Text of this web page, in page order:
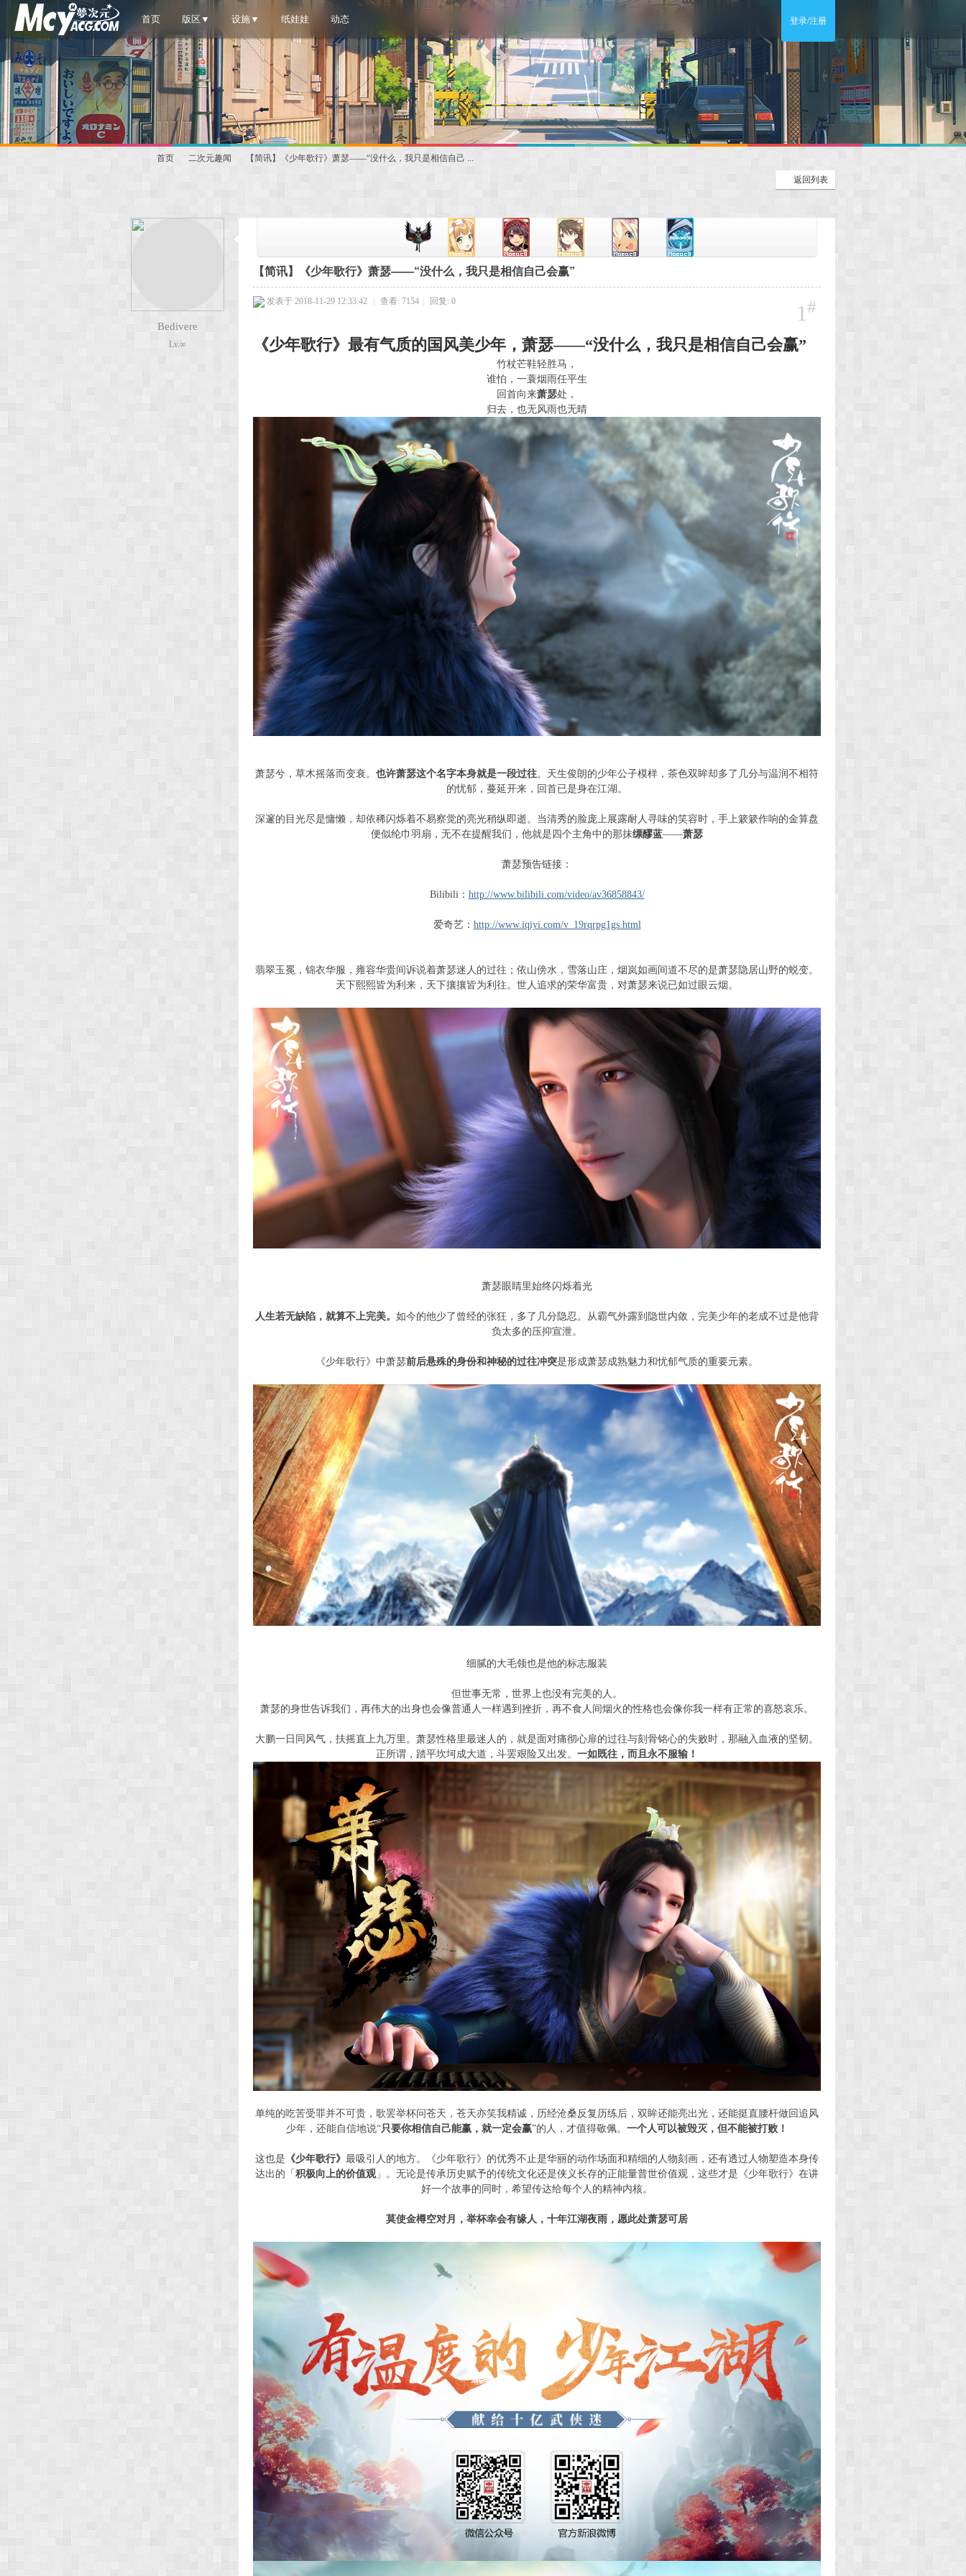
登录/注册
首页 版区▼ 设施▼ 纸娃娃 动态
梦
元
»
首页
›
二次元趣闻 【简讯】《少年歌行》萧瑟——“没什么，我只是相信自己 ...
返回列表
Bedivere
Lv.∞
【简讯】《少年歌行》萧瑟——“没什么，我只是相信自己会赢”
1 #
发表于 2018-11-29 12:33:42 查看: 7154 回复: 0
《少年歌行》最有气质的国风美少年， 萧瑟——“没什么，我只是相信自己会赢”
竹杖芒鞋轻胜马，
谁怕，一蓑烟雨任平生
回首向来萧瑟处，
归去，也无风雨也无晴
萧瑟兮，草木摇落而变衰。 也许萧瑟这个名字本身就是一段过往。天生俊朗的少年公子模样，茶色双眸却多了几分与温润不相符
的忧郁，蔓延开来，回首已是身在江湖。
深邃的目光尽是慵懒，却依稀闪烁着不易察觉的亮光稍纵即逝。当清秀的脸庞上展露耐人寻味的笑容时，手上簌簌作响的金算盘
便似纶巾羽扇，无不在提醒我们，他就是四个主角中的那抹缥醪蓝——萧瑟
萧瑟预告链接：
Bilibili： http://www.bilibili.com/video/av36858843/
爱奇艺： http://www.iqiyi.com/v_19rqrpg1gs.html
翡翠玉冕，锦衣华服，雍容华贵间诉说着萧瑟迷人的过往；依山傍水，雪落山庄，烟岚如画间道不尽的是萧瑟隐居山野的蜕变。
天下熙熙皆为利来，天下攘攘皆为利往。世人追求的荣华富贵，对萧瑟来说已如过眼云烟。
萧瑟眼睛里始终闪烁着光
人生若无缺陷，就算不上完美。 如今的他少了曾经的张狂，多了几分隐忍。从霸气外露到隐世内敛，完美少年的老成不过是他背
负太多的压抑宣泄。
《少年歌行》中萧瑟前后悬殊的身份和神秘的过往冲突是形成萧瑟成熟魅力和忧郁气质的重要元素。
细腻的大毛领也是他的标志服装
但世事无常，世界上也没有完美的人。
萧瑟的身世告诉我们，再伟大的出身也会像普通人一样遇到挫折，再不食人间烟火的性格也会像你我一样有正常的喜怒哀乐。
大鹏一日同风气，扶摇直上九万里。萧瑟性格里最迷人的，就是面对痛彻心扉的过往与刻骨铭心的失败时，那融入血液的坚韧。
正所谓，踏平坎坷成大道，斗罢艰险又出发。 一如既往，而且永不服输！
单纯的吃苦受罪并不可贵，歌罢举杯问苍天，苍天亦笑我精诚，历经沧桑反复历练后，双眸还能亮出光，还能挺直腰杆做回追风
少年，还能自信地说“只要你相信自己能赢，就一定会赢”的人，才值得敬佩。 一个人可以被毁灭，但不能被打败！
这也是 《少年歌行》 最吸引人的地方。《少年歌行》的优秀不止是华丽的动作场面和精细的人物刻画，还有透过人物塑造本身传
达出的「 积极向上的价值观」。无论是传承历史赋予的传统文化还是侠义长存的正能量普世价值观，这些才是《少年歌行》在讲
好一个故事的同时，希望传达给每个人的精神内核。
莫使金樽空对月，举杯幸会有缘人，十年江湖夜雨，愿此处萧瑟可居